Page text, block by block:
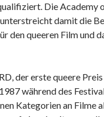
Die Academy
damit die
den queeren Film und
der erste queere
während des
Kategorien an Filme